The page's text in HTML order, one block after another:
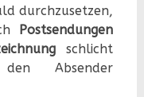
durchzusetzen,
Postsendungen
schlicht
Absender